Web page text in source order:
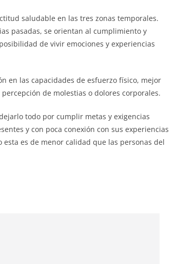
saludable en las tres zonas temporales.
pasadas, se orientan al cumplimiento y
de vivir emociones y experiencias
en las capacidades de esfuerzo físico, mejor
de molestias o dolores corporales.
todo por cumplir metas y exigencias
y con poca conexión con sus experiencias
es de menor calidad que las personas del